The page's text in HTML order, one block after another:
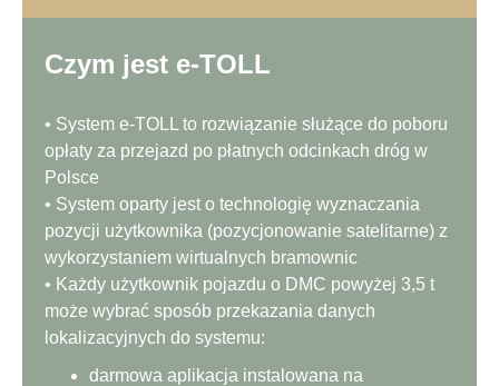
Czym jest e-TOLL
• System e-TOLL to rozwiązanie służące do poboru
opłaty za przejazd po płatnych odcinkach dróg w
Polsce
• System oparty jest o technologię wyznaczania
pozycji użytkownika (pozycjonowanie satelitarne) z
wykorzystaniem wirtualnych bramownic
• Każdy użytkownik pojazdu o DMC powyżej 3,5 t
może wybrać sposób przekazania danych
lokalizacyjnych do systemu:
darmowa aplikacja instalowana na